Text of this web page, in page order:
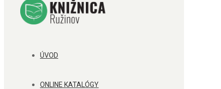
ÚVOD
ONLINE KATALÓGY